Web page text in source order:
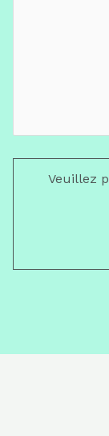
Veuillez